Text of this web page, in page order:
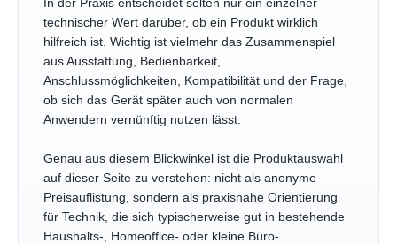
In der Praxis entscheidet selten nur ein einzelner
technischer Wert darüber, ob ein Produkt wirklich
hilfreich ist. Wichtig ist vielmehr das Zusammenspiel
aus Ausstattung, Bedienbarkeit,
Anschlussmöglichkeiten, Kompatibilität und der Frage,
ob sich das Gerät später auch von normalen
Anwendern vernünftig nutzen lässt.
Genau aus diesem Blickwinkel ist die Produktauswahl
auf dieser Seite zu verstehen: nicht als anonyme
Preisauflistung, sondern als praxisnahe Orientierung
für Technik, die sich typischerweise gut in bestehende
Haushalts-, Homeoffice- oder kleine Büro-